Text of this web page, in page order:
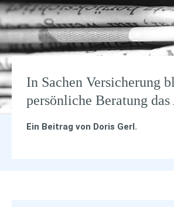
In Sachen Versicherung
persönliche Beratung das
Ein Beitrag von Doris Gerl.